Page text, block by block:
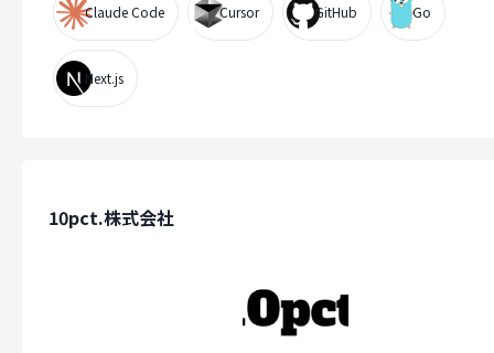
Claude Code Cursor GitHub Go
Next.js
10pct.株式会社